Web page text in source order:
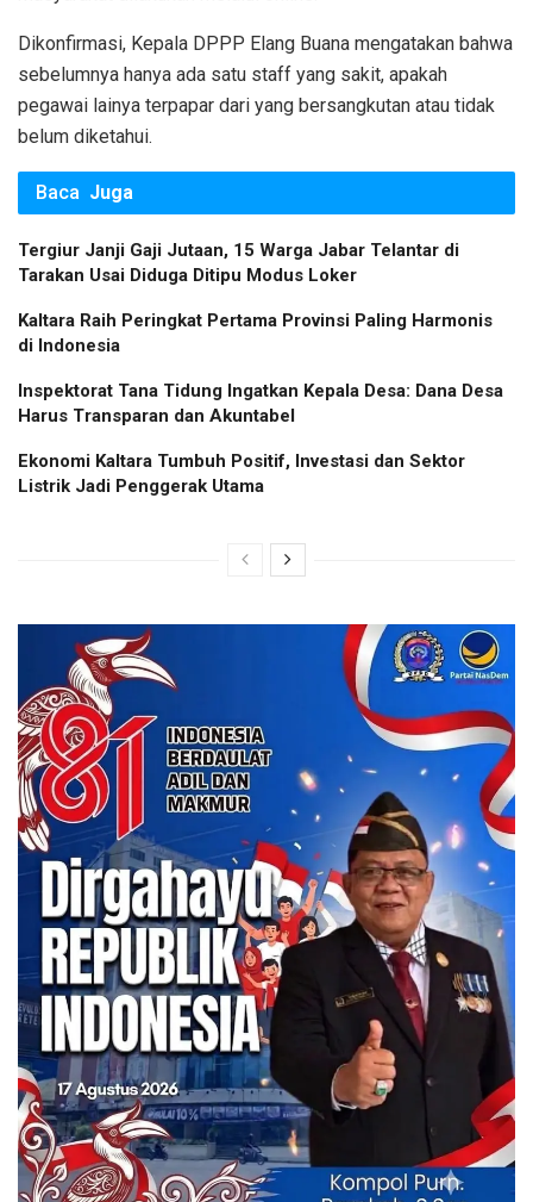
Dikonfirmasi, Kepala DPPP Elang Buana mengatakan bahwa
sebelumnya hanya ada satu staff yang sakit, apakah
pegawai lainya terpapar dari yang bersangkutan atau tidak
belum diketahui.
Baca Juga
Tergiur Janji Gaji Jutaan, 15 Warga Jabar Telantar di
Tarakan Usai Diduga Ditipu Modus Loker
Kaltara Raih Peringkat Pertama Provinsi Paling Harmonis
di Indonesia
Inspektorat Tana Tidung Ingatkan Kepala Desa: Dana Desa
Harus Transparan dan Akuntabel
Ekonomi Kaltara Tumbuh Positif, Investasi dan Sektor
Listrik Jadi Penggerak Utama